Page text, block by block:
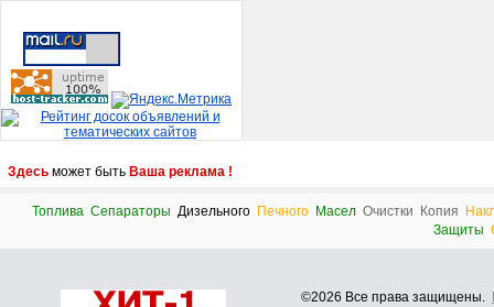
Здесь может быть Ваша реклама !
Топлива Сепараторы Дизельного Печного Масел Очистки Копия
Защиты
©2026 Все права защищены.